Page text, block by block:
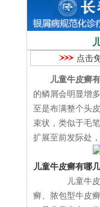
点击
儿童牛皮癣
的鳞屑会明显增
至是布满整个头
束状，类似于毛
扩展至前发际处
儿童牛皮癣有哪
儿童牛皮
癣、脓包型牛皮